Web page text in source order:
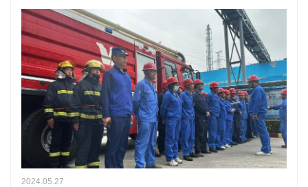
2024.05.27